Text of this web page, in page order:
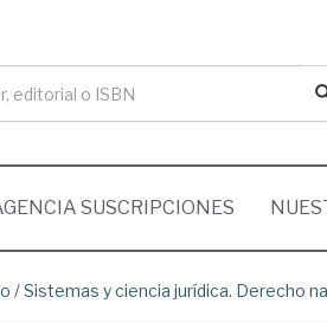
SUSCRIPCIONES
/Sistemas y ciencia jurídica. Derecho